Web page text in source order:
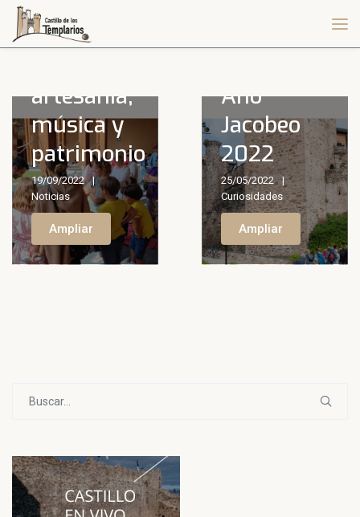
de
semana
artesanía,
música y
patrimonio
19/09/2022
Noticias
Ampliar
Año
Jacobeo
2022
25/05/2022
Curiosidades
Ampliar